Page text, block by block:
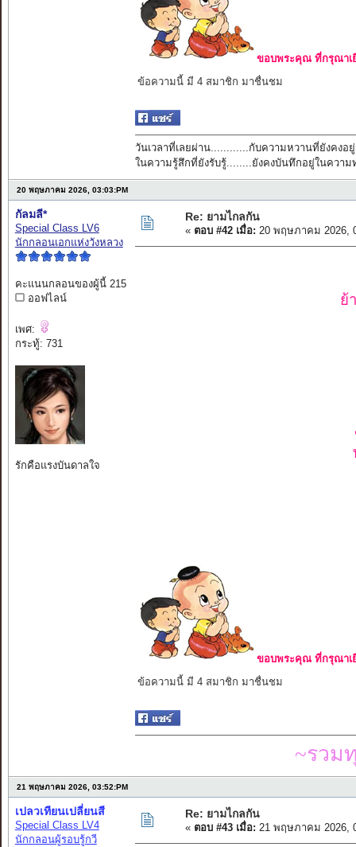
ขอบพระคุณ ที่กรุณาเ
ข้อความนี้ มี 4 สมาชิก มาชื่นชม
วันเวลาที่เลยผ่าน............กับความหวานที่ยังคงอยู่
ในความรู้สึกที่ยังรับรู้........ยังคงบันทึกอยู่ในความ
20 พฤษภาคม 2026, 03:03:PM
กัลมลี*
Special Class LV6
นักกลอนเอกแห่งวังหลวง
คะแนนกลอนของผู้นี้ 215
ออฟไลน์
เพศ:
กระทู้: 731
รักคือแรงบันดาลใจ
Re: ยามไกลกัน
« ตอบ #42 เมื่อ: 20 พฤษภาคม 2026,
ย้
ขอบพระคุณ ที่กรุณาเ
ข้อความนี้ มี 4 สมาชิก มาชื่นชม
~รวม
21 พฤษภาคม 2026, 03:52:PM
เปลวเทียนเปลี่ยนสี
Special Class LV4
นักกลอนผู้รอบรู้กวี
Re: ยามไกลกัน
« ตอบ #43 เมื่อ: 21 พฤษภาคม 2026,